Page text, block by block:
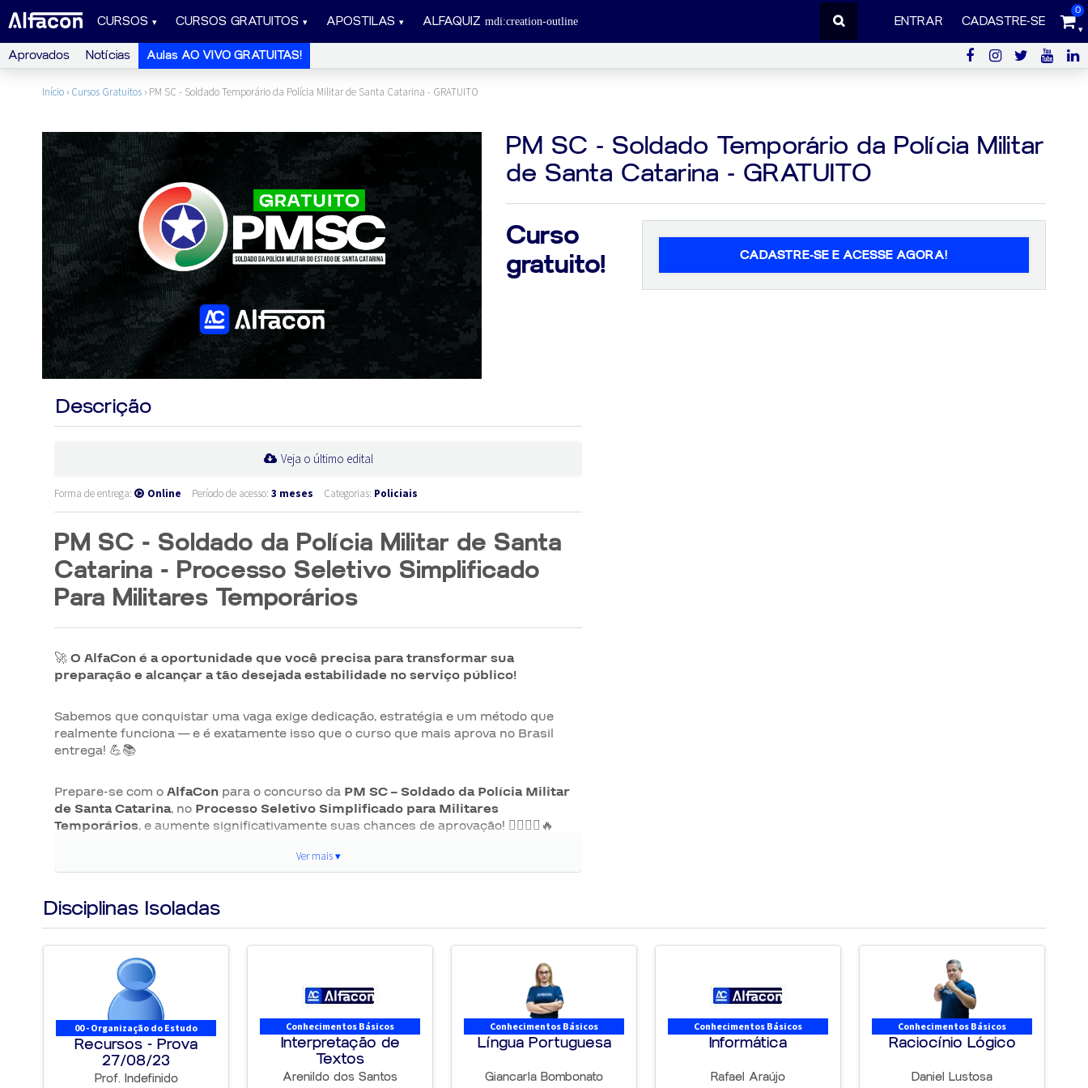
0
ENTRAR CADASTRE-SE
CURSOS CURSOS GRATUITOS APOSTILAS ALFAQUIZ
Aprovados Notícias Aulas AO VIVO GRATUITAS!
Início › Cursos Gratuitos › PM SC - Soldado Temporário da Polícia Militar de Santa Catarina - GRATUITO
PM SC - Soldado Temporário da Polícia Militar
de Santa Catarina - GRATUITO
Curso
gratuito!
CADASTRE-SE E ACESSE AGORA!
Descrição
Veja o último edital
Forma de entrega: Online Período de acesso: 3 meses Categorias: Policiais
PM SC - Soldado da Polícia Militar de Santa
Catarina - Processo Seletivo Simplificado
Para Militares Temporários
🚀O AlfaCon é a oportunidade que você precisa para transformar sua
preparação e alcançar a tão desejada estabilidade no serviço público!
Sabemos que conquistar uma vaga exige dedicação, estratégia e um método que
realmente funciona — e é exatamente isso que o curso que mais aprova no Brasil
entrega! 💪📚
Prepare-se com oAlfaCon para o concurso da PM SC – Soldado da Polícia Militar
de Santa Catarina, no Processo Seletivo Simplificado para Militares
Temporários, e aumente significativamente suas chances de aprovação! 👮‍♂️👮‍♀️🔥
► Principais informações do concurso PM SC – Temporário📢
ÓRGÃO:Polícia Militar do Estado de Santa Catarina
ESTADO:Santa Catarina
CARGO:Soldado Temporário 👮‍♂️👮‍♀️
TAXA DE INSCRIÇÃO:
Aberto 🔓
1.465 🎯
CONTRATO:12 meses, podendo ser prorrogado por igual período, não podendo
exceder o tempo total de 96 (noventa e seis) meses de efetivo serviço ⏳
Ver mais ▾
Disciplinas Isoladas
00 - Organização do Estudo
Recursos - Prova
27/08/23
Prof. Indefinido
Conhecimentos Básicos
Interpretação de
Textos
Arenildo dos Santos
Conhecimentos Básicos
Língua Portuguesa
Giancarla Bombonato
Conhecimentos Básicos
Informática
Rafael Araújo
Conhecimentos Básicos
Raciocínio Lógico
Daniel Lustosa